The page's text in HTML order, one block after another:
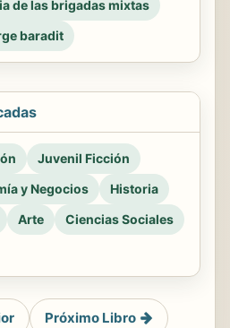
de las brigadas mixtas
baradit
Juvenil Ficción
y Negocios
Historia
Arte
Ciencias Sociales
Próximo Libro